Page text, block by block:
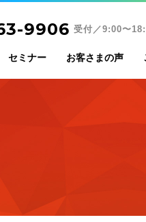
9906 受付／9:00〜
セミナー お客さまの声